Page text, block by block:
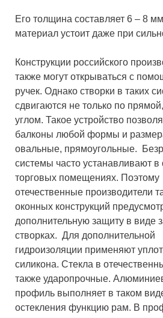
Его толщина составляет 6 – 8
материал устоит даже при
Конструкции российского
также могут открываться с
ручек. Однако створки в таких
сдвигаются не только по
углом. Такое устройство
балконы любой формы и
овальные, прямоугольные.
системы часто устанавливают
торговых помещениях. Поэтому
отечественные производители
оконных конструкций
дополнительную защиту в виде
створках. Для дополнительной
гидроизоляции применяют
силикона. Стекла в
также ударопрочные.
профиль выполняет в таком
остекления функцию рам. В